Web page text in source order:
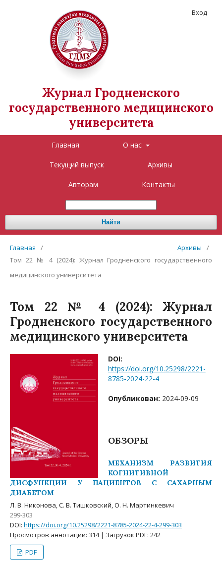
Журнал Гродненского
государственного медицинского
университета
Главная О нас
Текущий выпуск Архивы
Авторам Контакты
Найти
Вход
Главная / Архивы
/
Том 22 № 4 (2024): Журнал Гродненского государственного
медицинского университета
Том 22 № 4 (2024): Журнал
Гродненского государственного
медицинского университета
DOI:
https://doi.org/10.25298/2221-
8785-2024-22-4
Опубликован: 2024-09-09
ОБЗОРЫ
МЕХАНИЗМ РАЗВИТИЯ
КОГНИТИВНОЙ
ДИСФУНКЦИИ У ПАЦИЕНТОВ С САХАРНЫМ
ДИАБЕТОМ
Л. В. Никонова, С. В. Тишковский, О. Н. Мартинкевич
299-303
DOI: https://doi.org/10.25298/2221-8785-2024-22-4-299-303
Просмотров аннотации: 314 | Загрузок PDF: 242
PDF